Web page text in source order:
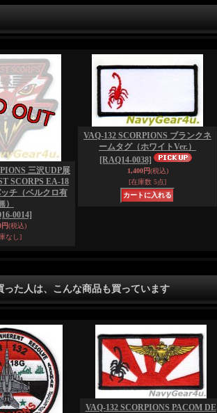
三沢UDP展
SCORPS EA-18
チ（ベルクロ有
）
0014]
円(税込)
なし]
VAQ-132 SCORPIONS ブランクネ
ームタグ（ホワイトVer.）
[RAQ14-0038]
1,400円(税込)
[在庫数 5点]
った人は、こんな商品も買っています
VAQ-132 SCORPIONS PACOM DE